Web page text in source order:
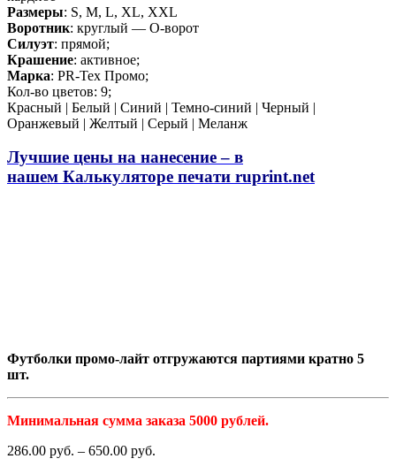
Размеры: S, M, L, XL, XXL
Воротник: круглый — О-ворот
Силуэт: прямой;
Крашение: активное;
Марка: PR-Tex Промо;
Кол-во цветов: 9;
Красный | Белый | Синий | Темно-синий | Черный |
Оранжевый | Желтый | Серый | Меланж
Лучшие цены на нанесение – в
нашем Калькуляторе печати ruprint.net
Футболки промо-лайт отгружаются партиями кратно 5
шт.
Минимальная сумма заказа 5000 рублей.
286.00 руб. – 650.00 руб.